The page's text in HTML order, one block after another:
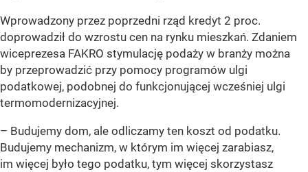
Wprowadzony przez poprzedni rząd kredyt 2 proc.
doprowadził do wzrostu cen na rynku mieszkań. Zdaniem
wiceprezesa FAKRO stymulację podaży w branży można
by przeprowadzić przy pomocy programów ulgi
podatkowej, podobnej do funkcjonującej wcześniej ulgi
termomodernizacyjnej.
– Budujemy dom, ale odliczamy ten koszt od podatku.
Budujemy mechanizm, w którym im więcej zarabiasz,
im więcej było tego podatku, tym więcej skorzystasz